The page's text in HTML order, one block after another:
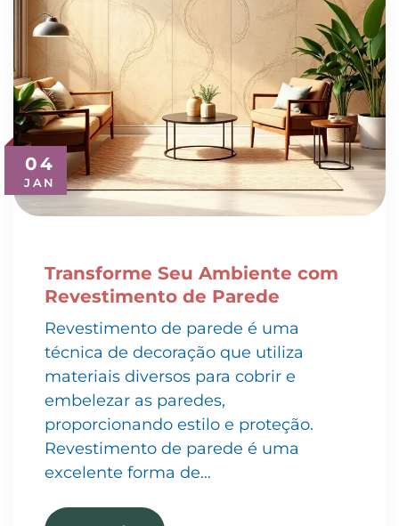
04
JAN
Transforme Seu Ambiente com
Revestimento de Parede
Revestimento de parede é uma
técnica de decoração que utiliza
materiais diversos para cobrir e
embelezar as paredes,
proporcionando estilo e proteção.
Revestimento de parede é uma
excelente forma de…